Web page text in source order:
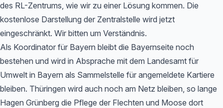
des RL-Zentrums, wie wir zu einer Lösung kommen. Die
kostenlose Darstellung der Zentralstelle wird jetzt
eingeschränkt. Wir bitten um Verständnis.
Als Koordinator für Bayern bleibt die Bayernseite noch
bestehen und wird in Absprache mit dem Landesamt für
Umwelt in Bayern als Sammelstelle für angemeldete Kartiere
bleiben. Thüringen wird auch noch am Netz bleiben, so lange
Hagen Grünberg die Pflege der Flechten und Moose dort